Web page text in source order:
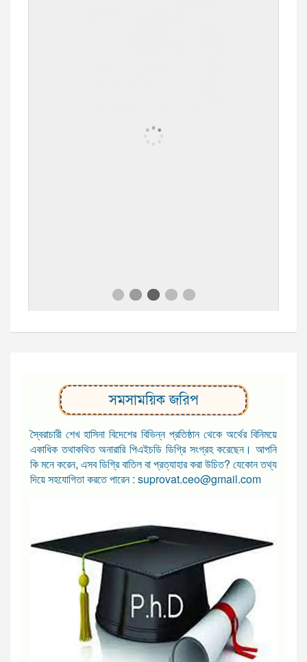
সমসাময়িক জরিপ
স্বৈরাচারী শেখ হাসিনা বিদেশের বিভিন্ন প্রতিষ্ঠান থেকে অর্থের বিনিময়ে
একাধিক তথাকথিত অনারারি পিএইচডি ডিগ্রি সংগ্রহ করেছেন। আপনি
কি মনে করেন, এসব ডিগ্রি বাতিল বা প্রত্যাহার করা উচিত? যেকোন তথ্য
দিয়ে সহযোগিতা করতে পারেন : suprovat.ceo@gmail.com